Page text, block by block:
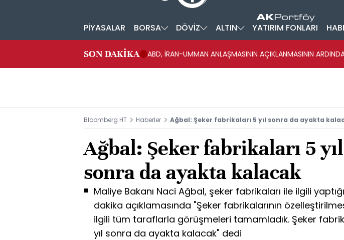
PİYASALAR BORSA DÖVİZ ALTIN YATIRIM FONLARI
SON DAKİKA ABD, İRAN-UMMAN ANLAŞMASININ AÇIKLANMASININ
Bloomberg HT Haberler Ağbal: Şeker fabrikaları 5 yıl sonra da ayakta
Ağbal: Şeker fabrikaları 5 yıl
sonra da ayakta kalacak
Maliye Bakanı Naci Ağbal, şeker fabrikaları ile ilgili
dakika açıklamasında "Şeker fabrikalarının
ilgili tüm taraflarla görüşmeleri tamamladık. Şeker
yıl sonra da ayakta kalacak" dedi